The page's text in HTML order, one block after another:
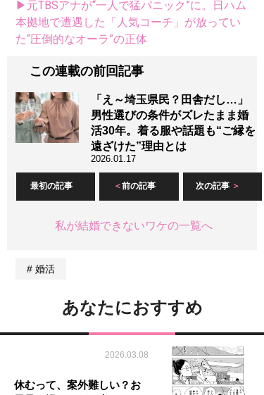
▶元TBSアナが“一人で猛パニック”に。日ハム
本拠地で遭遇した「人気コーチ」が放ってい
た“圧倒的なオーラ”の正体
この連載の前回記事
「え～埼玉県民？田舎だし…」
男性選びの条件がズレたまま婚
活30年。着る服や話題も“ご縁を
遠ざけた”理由とは
2026.01.17
最初の記事 前の記事 次の記事
私が結婚できないワケの一覧へ
婚活
あなたにおすすめ
2026.03.08
休むって、案外難しい？お